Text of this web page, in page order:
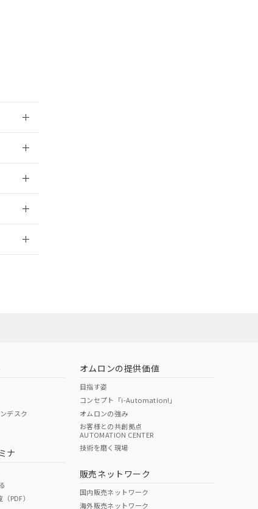
O
デスク
ナ
PDF）
オムロンの提供価値
目指す姿
コンセプト「i-Automation!」
オムロンの強み
お客様との共創拠点
AUTOMATION CENTER
技術を磨く現場
販売ネットワーク
国内販売ネットワーク
海外販売ネットワーク